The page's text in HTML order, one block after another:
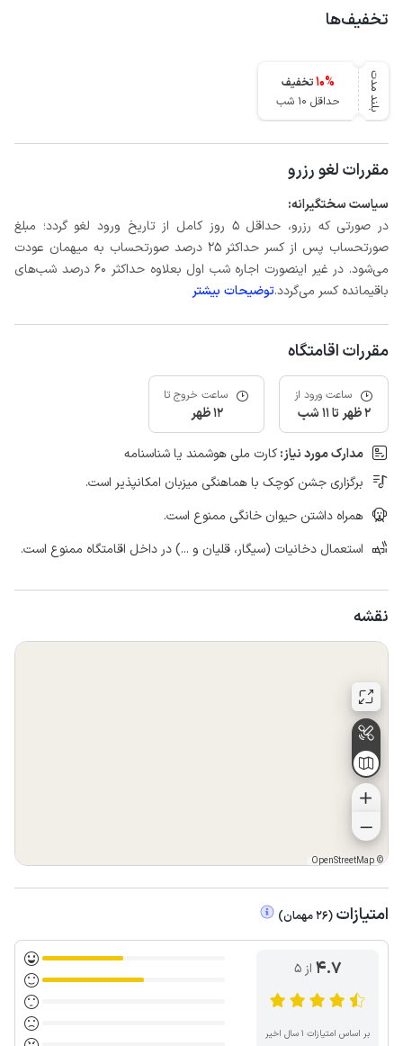
تخفیف‌ها
بلند مدت 10%
تخفیف
حداقل 10 شب
مقررات لغو رزرو
سیاست سختگیرانه:
در صورتی که رزرو، حداقل 5 روز کامل از تاریخ ورود لغو گردد؛ مبلغ
صورتحساب پس از کسر حداکثر 25 درصد صورتحساب به میهمان عودت
می‌شود. در غیر اینصورت اجاره شب اول بعلاوه حداکثر 60 درصد شب‌های
باقیمانده کسر می‌گردد.توضیحات بیشتر
مقررات اقامتگاه
ساعت ورود از
2 ظهر تا 11 شب
ساعت خروج تا
12 ظهر
مدارک مورد نیاز:کارت ملی هوشمند یا شناسنامه
برگزاری جشن کوچک با هماهنگی میزبان امکانپذیر است.
همراه داشتن حیوان خانگی ممنوع است.
استعمال دخانیات (سیگار، قلیان و ...) در داخل اقامتگاه ممنوع است.
نقشه
©
OpenStreetMap
امتیازات (
26مهمان)
4.7 از ۵
بر اساس امتیازات ۱ سال اخیر